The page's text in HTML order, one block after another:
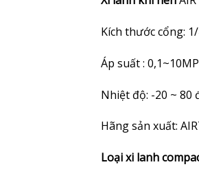
Kích thước cổng:
Áp suất :
Nhiệt độ: -20 ~ 80
Hãng sản xuất:
Loại xi lanh